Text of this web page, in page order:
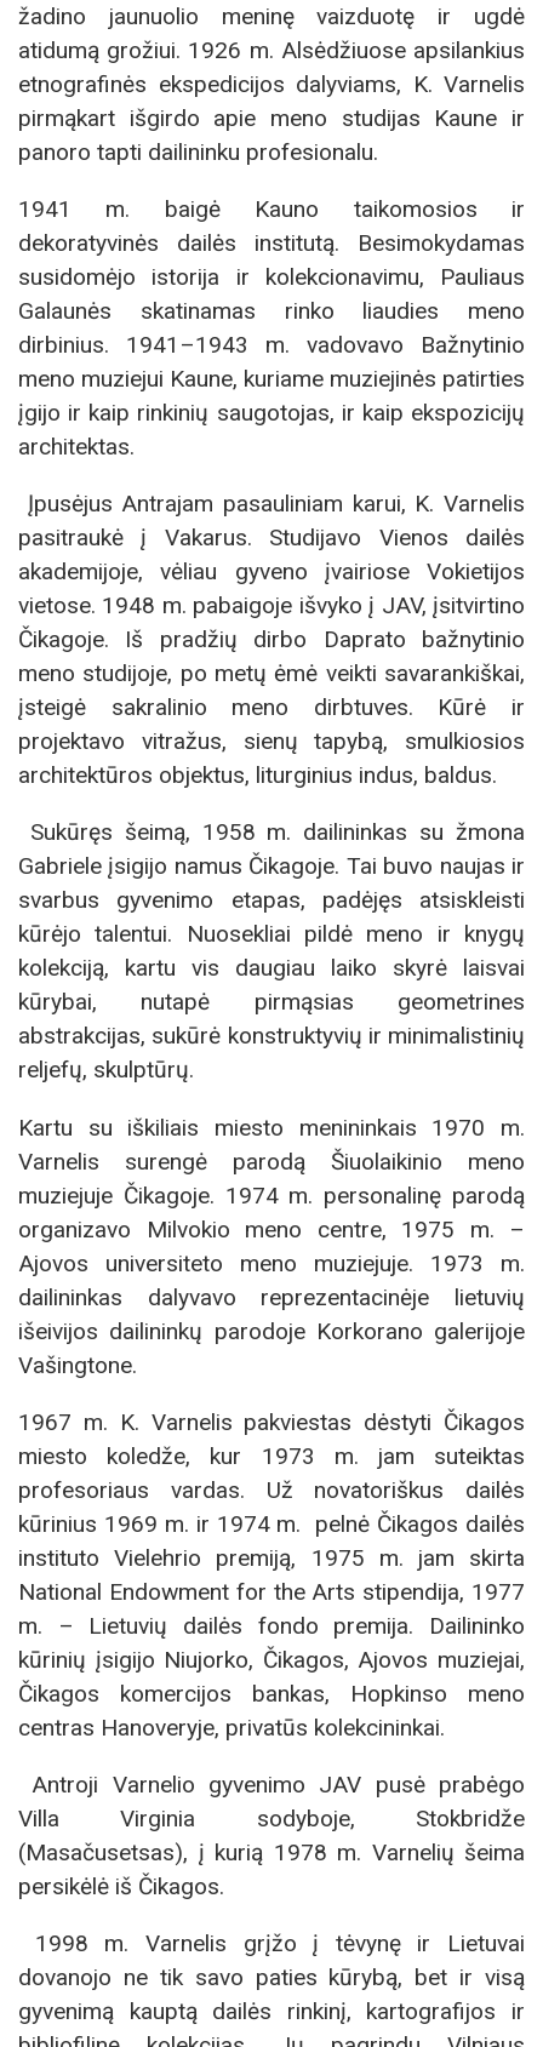
žadino jaunuolio meninę vaizduotę ir ugdė
atidumą grožiui. 1926 m. Alsėdžiuose apsilankius
etnografinės ekspedicijos dalyviams, K. Varnelis
pirmąkart išgirdo apie meno studijas Kaune ir
panoro tapti dailininku profesionalu.
1941 m. baigė Kauno taikomosios ir
dekoratyvinės dailės institutą. Besimokydamas
susidomėjo istorija ir kolekcionavimu, Pauliaus
Galaunės skatinamas rinko liaudies meno
dirbinius. 1941–1943 m. vadovavo Bažnytinio
meno muziejui Kaune, kuriame muziejinės patirties
įgijo ir kaip rinkinių saugotojas, ir kaip ekspozicijų
architektas.
Įpusėjus Antrajam pasauliniam karui, K. Varnelis
pasitraukė į Vakarus. Studijavo Vienos dailės
akademijoje, vėliau gyveno įvairiose Vokietijos
vietose. 1948 m. pabaigoje išvyko į JAV, įsitvirtino
Čikagoje. Iš pradžių dirbo Daprato bažnytinio
meno studijoje, po metų ėmė veikti savarankiškai,
įsteigė sakralinio meno dirbtuves. Kūrė ir
projektavo vitražus, sienų tapybą, smulkiosios
architektūros objektus, liturginius indus, baldus.
Sukūręs šeimą, 1958 m. dailininkas su žmona
Gabriele įsigijo namus Čikagoje. Tai buvo naujas ir
svarbus gyvenimo etapas, padėjęs atsiskleisti
kūrėjo talentui. Nuosekliai pildė meno ir knygų
kolekciją, kartu vis daugiau laiko skyrė laisvai
kūrybai, nutapė pirmąsias geometrines
abstrakcijas, sukūrė konstruktyvių ir minimalistinių
reljefų, skulptūrų.
Kartu su iškiliais miesto menininkais 1970 m.
Varnelis surengė parodą Šiuolaikinio meno
muziejuje Čikagoje. 1974 m. personalinę parodą
organizavo Milvokio meno centre, 1975 m. –
Ajovos universiteto meno muziejuje. 1973 m.
dailininkas dalyvavo reprezentacinėje lietuvių
išeivijos dailininkų parodoje Korkorano galerijoje
Vašingtone.
1967 m. K. Varnelis pakviestas dėstyti Čikagos
miesto koledže, kur 1973 m. jam suteiktas
profesoriaus vardas. Už novatoriškus dailės
kūrinius 1969 m. ir 1974 m. pelnė Čikagos dailės
instituto Vielehrio premiją, 1975 m. jam skirta
National Endowment for the Arts stipendija, 1977
m. – Lietuvių dailės fondo premija. Dailininko
kūrinių įsigijo Niujorko, Čikagos, Ajovos muziejai,
Čikagos komercijos bankas, Hopkinso meno
centras Hanoveryje, privatūs kolekcininkai.
Antroji Varnelio gyvenimo JAV pusė prabėgo
Villa Virginia sodyboje, Stokbridže
(Masačusetsas), į kurią 1978 m. Varnelių šeima
persikėlė iš Čikagos.
1998 m. Varnelis grįžo į tėvynę ir Lietuvai
dovanojo ne tik savo paties kūrybą, bet ir visą
gyvenimą kauptą dailės rinkinį, kartografijos ir